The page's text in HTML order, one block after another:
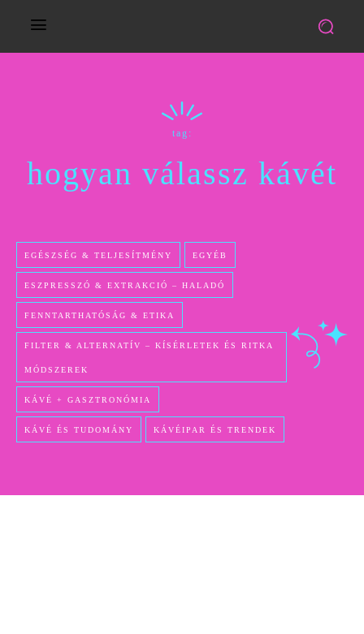
tag:
hogyan válassz kávét
EGÉSZSÉG & TELJESÍTMÉNY EGYÉB
ESZPRESSZÓ & EXTRAKCIÓ – HALADÓ
FENNTARTHATÓSÁG & ETIKA
FILTER & ALTERNATÍV – KÍSÉRLETEK ÉS RITKA
MÓDSZEREK
KÁVÉ + GASZTRONÓMIA
KÁVÉ ÉS TUDOMÁNY KÁVÉIPAR ÉS TRENDEK